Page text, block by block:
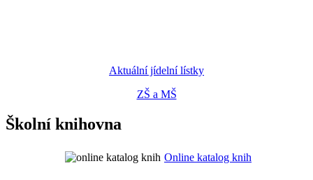
Aktuální jídelní lístky
ZŠ a MŠ
Školní knihovna
Online katalog knih